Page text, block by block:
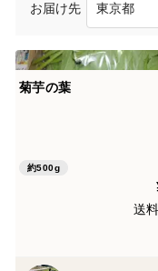
お届け先
菊芋の葉
約500g
送